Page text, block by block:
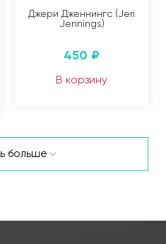
Джери Дженнингс (Jeri
Jennings)
450 ₽
В корзину
больше